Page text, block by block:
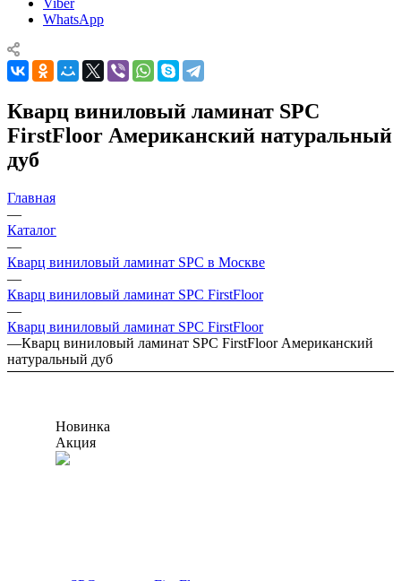
Viber
WhatsApp
Кварц виниловый ламинат SPC
FirstFloor Американский натуральный
дуб
Главная
—
Каталог
—
Кварц виниловый ламинат SPC в Москве
—
Кварц виниловый ламинат SPC FirstFloor
—
Кварц виниловый ламинат SPC FirstFloor
—Кварц виниловый ламинат SPC FirstFloor Американский
натуральный дуб
Новинка
Акция